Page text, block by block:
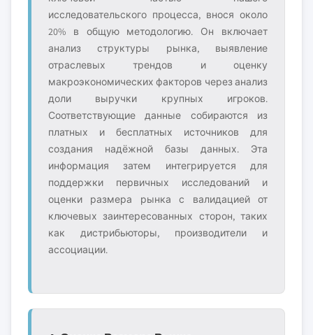
исследовательского процесса, внося около
20% в общую методологию. Он включает
анализ структуры рынка, выявление
отраслевых трендов и оценку
макроэкономических факторов через анализ
доли выручки крупных игроков.
Соответствующие данные собираются из
платных и бесплатных источников для
создания надёжной базы данных. Эта
информация затем интегрируется для
поддержки первичных исследований и
оценки размера рынка с валидацией от
ключевых заинтересованных сторон, таких
как дистрибьюторы, производители и
ассоциации.